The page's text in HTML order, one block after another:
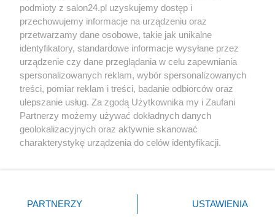
Społeczeństwo
Kultura
X Facebook Instagram Youtube
podmioty z salon24.pl uzyskujemy dostęp i
przechowujemy informacje na urządzeniu oraz
przetwarzamy dane osobowe, takie jak unikalne
identyfikatory, standardowe informacje wysyłane przez
urządzenie czy dane przeglądania w celu zapewniania
spersonalizowanych reklam, wybór spersonalizowanych
treści, pomiar reklam i treści, badanie odbiorców oraz
ulepszanie usług. Za zgodą Użytkownika my i Zaufani
Partnerzy możemy używać dokładnych danych
geolokalizacyjnych oraz aktywnie skanować
charakterystykę urządzenia do celów identyfikacji.
zmienić/wycofać klikając przycisk ustawień prywatności
znajdujący się w lewym dolnym rogu strony
PARTNERZY USTAWIENIA